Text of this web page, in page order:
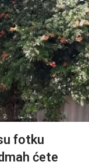
fotku
ćete